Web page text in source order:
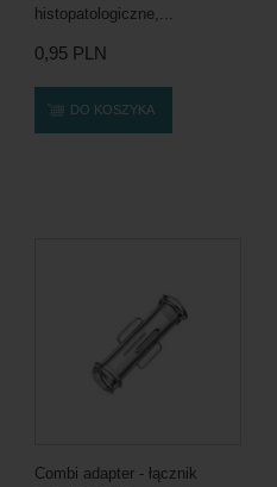
histopatologiczne,...
0,95 PLN
DO KOSZYKA
Combi adapter - łącznik